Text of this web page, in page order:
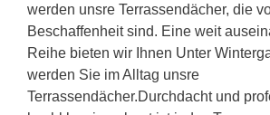
werden unsre Terrassendächer, die
Beschaffenheit sind. Eine weit
Reihe bieten wir Ihnen Unter
werden Sie im Alltag unsre
Terrassendächer.Durchdacht und